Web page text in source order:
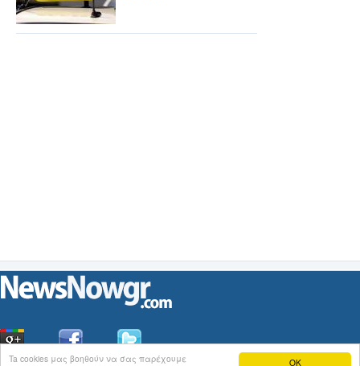
OK
Ta cookies μας βοηθούν να σας παρέχουμε